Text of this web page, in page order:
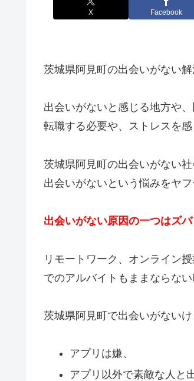
X Facebook
茨城県阿見町の出会いがない
出会いがないと感じる地方や、
転職する必要や、ストレスを感
茨城県阿見町の出会いがない
出会いがないという悩みをヤフ
出会いがない原因の一つはズ
リモートワーク、オンライン
でのアルバイトもままならな
茨城県阿見町で出会いがない
アプリは嫌、
アプリ以外で素敵な人と